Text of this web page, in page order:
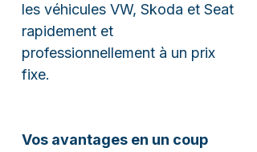
les véhicules VW, Skoda et Seat
rapidement et
professionnellement à un prix
fixe.
Vos avantages en un coup